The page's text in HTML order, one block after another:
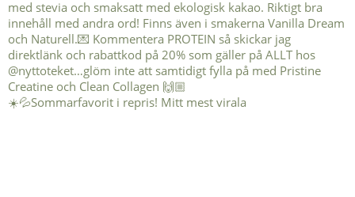
☀️💦Sommarfavorit i repris! Mitt mest virala